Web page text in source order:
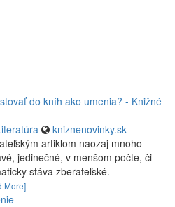
do kníh ako umenia? - Knižné
kniznenovinky.sk
artiklom naozaj mnoho
jedinečné, v menšom počte, či
stáva zberateľské.
More]